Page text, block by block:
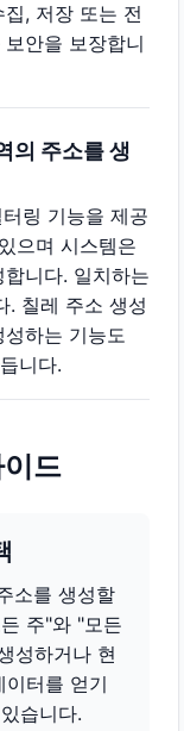
, 저장 또는 전
안을 보장합니
의 주소를 생
링 기능을 제공
으며 시스템은
니다. 일치하는
. 칠레 주소 생성
하는 기능도
니다.
드
소를 생성할
주"와 "모든
성하거나 현
터를 얻기
습니다.